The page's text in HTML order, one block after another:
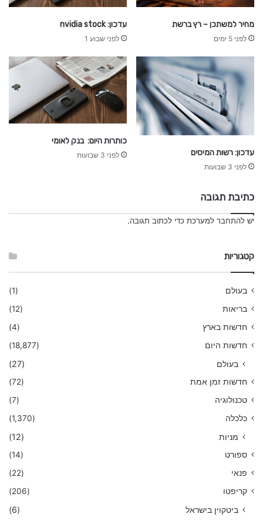
י
נ
מחיר למשתכן – רץ ברשת
לפני 5 ימים
עדכון: nvidia stock
לפני שבוע 1
עדכון: רשות המיסים
לפני 3 שבועות
כותרות היום: בנק לאומי
לפני 3 שבועות
כתיבת תגובה
יש להתחבר למערכת כדי לכתוב תגובה.
קטגוריות
בעולם
(1)
בריאות
(12)
חדשות בארץ
(4)
חדשות היום
(18,877)
בעולם (27)
חדשות זמן אמת
(72)
טכנולוגיה
(7)
כלכלה
(1,370)
מניות (12)
ספורט
(14)
פנאי
(22)
קריפטו
(206)
ביטקוין בישראל (6)